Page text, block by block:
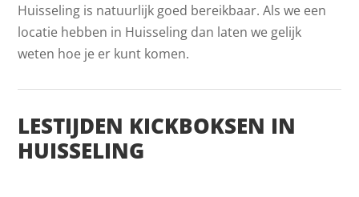
Huisseling is natuurlijk goed bereikbaar. Als we een
locatie hebben in Huisseling dan laten we gelijk
weten hoe je er kunt komen.
LESTIJDEN KICKBOKSEN IN
HUISSELING